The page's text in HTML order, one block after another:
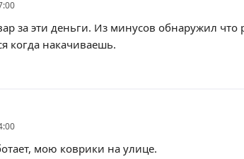
за эти деньги. Из минусов обнаружил
когда накачиваешь.
мою коврики на улице.